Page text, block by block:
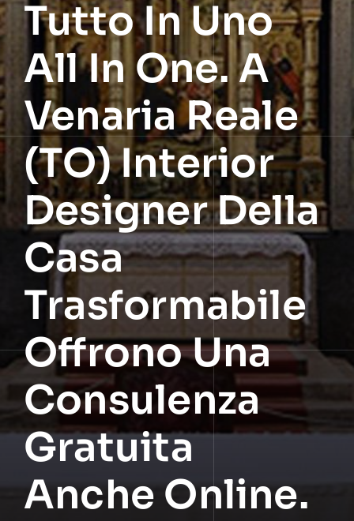
Tutto In Uno
All In One. A
Venaria Reale
(TO) Interior
Designer Della
Casa
Trasformabile
Offrono Una
Consulenza
Gratuita
Anche Online.